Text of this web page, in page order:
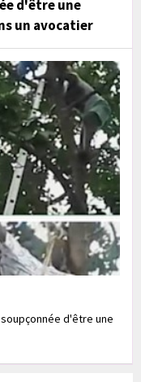
d'être une
un avocatier
d'être une